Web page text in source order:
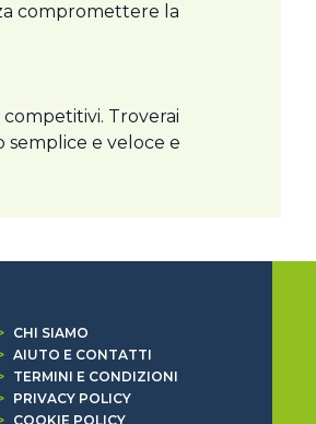
compromettere la
Troverai
e veloce e
CHI SIAMO
AIUTO E CONTATTI
TERMINI E CONDIZIONI
PRIVACY POLICY
COOKIE POLICY